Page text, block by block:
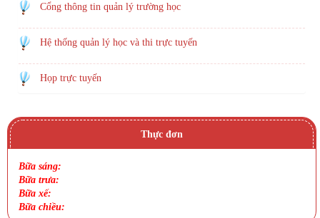
Cổng thông tin quản lý trường học
Hệ thống quản lý học và thi trực tuyến
Họp trực tuyến
Thực đơn
Bữa sáng:
Bữa trưa:
Bữa xế:
Bữa chiều: